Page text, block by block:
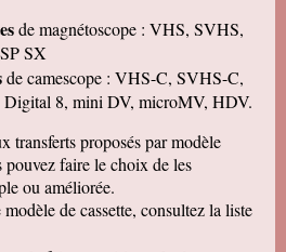
félicitations pour le suivi de
manquerai pas de vous
donner des nouvelles.
mes parents merci beaucoup
Tout est parfait :
et résultat de mes
vhs. Merci merci ! A très
de magnétoscope : VHS, SVHS,
SX
de camescope : VHS-C, SVHS-C,
8, mini DV, microMV, HDV.
transferts proposés par modèle
pouvez faire le choix de les
ou améliorée.
de cassette, consultez la liste